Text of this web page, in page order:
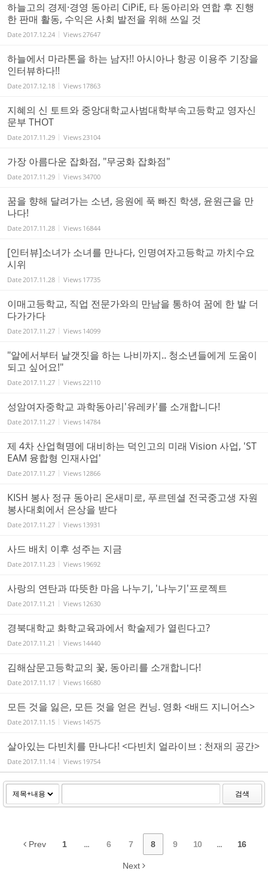
하늘고의 경제·경영 동아리 CiPiE, 타 동아리와 연합 후 진행
한 판매 활동, 수익은 사회 발전을 위해 쓰일 것
Date2017.12.24 Views27647
하늘에서 마라톤을 하는 남자!! 아시아나 항공 이용주 기장을
인터뷰하다!!
Date2017.12.18 Views 17863
지혜의 신 토트와 중앙대학교사범대학부속고등학교 영자신
문부 THOT
Date2017.11.29 Views23104
가장 아름다운 잡화점, "무궁화 잡화점"
Date2017.11.29 Views34700
꿈을 향해 달려가는 소년, 응원에 푹 빠진 학생, 윤원근을 만
나다!
Date2017.11.28 Views 16844
[인터뷰]소녀가 소녀를 만나다, 인명여자고등학교 까치수요
시위
Date2017.11.28 Views 17735
이매고등학교, 직업 전문가와의 만남을 통하여 꿈에 한 발 더
다가가다
Date2017.11.27 Views 14099
"알에서부터 날갯짓을 하는 나비까지.. 청소년들에게 도움이
되고 싶어요!"
Date2017.11.27 Views22110
성암여자중학교 과학동아리'유레카'를 소개합니다!
Date2017.11.27 Views 14784
제 4차 산업혁명에 대비하는 덕인고의 미래 Vision 사업, 'ST
EAM 융합형 인재사업'
Date2017.11.27 Views 12866
KISH 봉사 정규 동아리 온새미로, 푸르덴셜 전국중고생 자원
봉사대회에서 은상을 받다
Date2017.11.27 Views 13931
사드 배치 이후 성주는 지금
Date2017.11.23 Views 19692
사랑의 연탄과 따뜻한 마음 나누기, '나누기'프로젝트
Date2017.11.21 Views 12630
경북대학교 화학교육과에서 학술제가 열린다고?
Date2017.11.21 Views 14440
김해삼문고등학교의 꽃, 동아리를 소개합니다!
Date2017.11.17 Views 16680
모든 것을 잃은, 모든 것을 얻은 컨닝. 영화 <배드 지니어스>
Date2017.11.15 Views 14575
살아있는 다빈치를 만나다! <다빈치 얼라이브 : 천재의 공간>
Date2017.11.14 Views 19754
검색
Prev 1 ... 6 7 8 9 10 ... 16
Next